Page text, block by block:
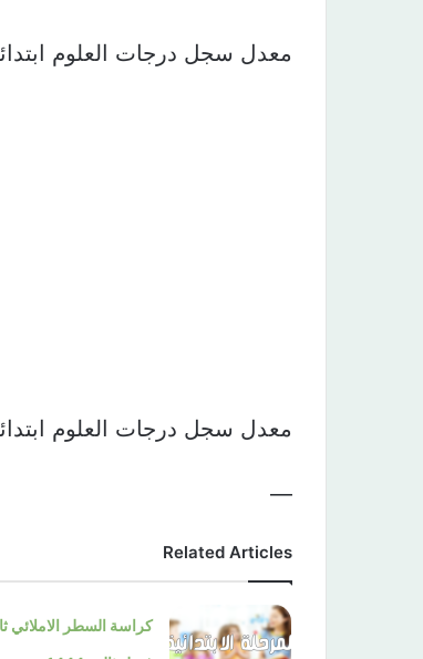
معدل سجل درجات العلوم ابتدائي –
معدل سجل درجات العلوم ابتدائي –
—
Related Articles
كراسة السطر الاملائي